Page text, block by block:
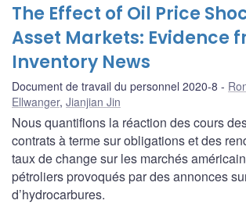
The Effect of Oil Price
Asset Markets: Evidence
Inventory News
Document de travail du personnel 2020-8
Ellwanger, Jianjian Jin
Nous quantifions la réaction des cours
contrats à terme sur obligations et des
taux de change sur les marchés
pétroliers provoqués par des annonces
d’hydrocarbures.